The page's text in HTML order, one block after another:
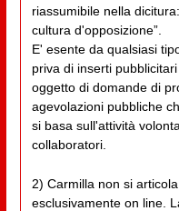
riassumibile nella
cultura d'opposizione”.
E' esente da qualsiasi
priva di inserti
oggetto di domande di
agevolazioni pubbliche
si basa sull'attività
collaboratori.
2) Carmilla non si
esclusivamente on line.